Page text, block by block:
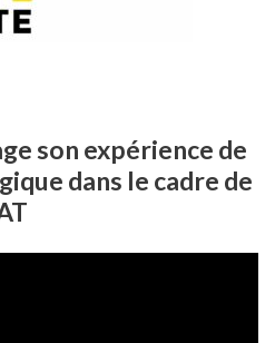
son expérience de
dans le cadre de